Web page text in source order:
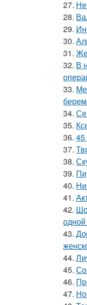
27.
28.
29.
30.
31.
32. В
33.
34.
35.
36. 45
37.
38.
39.
40.
41.
42.
одной
43.
44.
45.
46.
47.